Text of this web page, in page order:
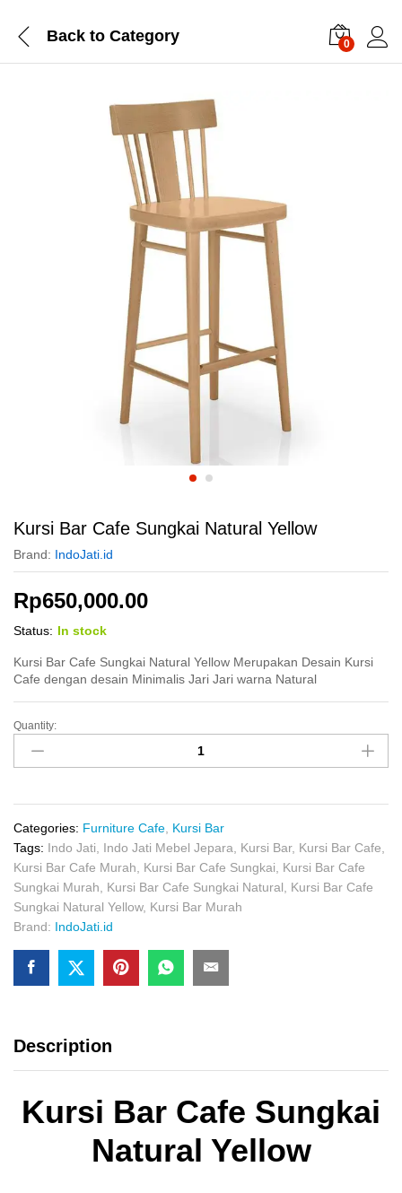
Back to Category 0
Kursi Bar Cafe Sungkai Natural Yellow
Brand: IndoJati.id
Rp650,000.00
Status: In stock
Kursi Bar Cafe Sungkai Natural Yellow Merupakan Desain Kursi
Cafe dengan desain Minimalis Jari Jari warna Natural
Kursi
Bar
Cafe
Natural
Yellow
quantity
Quantity:
Categories: Furniture Cafe Kursi Bar
Tags: Indo Jati Indo Jati Mebel Jepara Kursi Bar, Kursi Bar Cafe
Kursi Bar Cafe Murah
Kursi Bar Cafe Sungkai
Kursi Bar Cafe
Sungkai Murah
Kursi Bar Cafe Sungkai Natural
Kursi Bar Cafe
Sungkai Natural Yellow, Kursi Bar Murah
Brand: IndoJati.id
Description
Kursi Bar Cafe Sungkai
Natural Yellow